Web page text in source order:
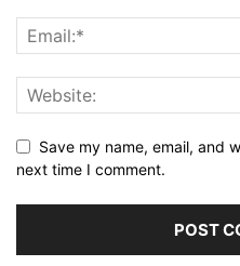
Save my name, email, and
next time I comment.